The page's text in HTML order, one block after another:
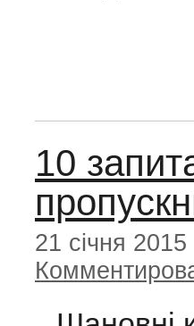
10
21 січня 2015